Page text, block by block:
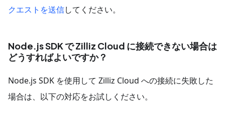
クエストを送信してください。
Node.js SDK で Zilliz Cloud に接続できない場合は
どうすればよいですか？
Node.js SDK を使用して Zilliz Cloud への接続に失敗した
場合は、以下の対応をお試しください。